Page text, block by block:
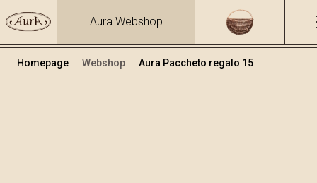
Aura Webshop
Homepage Webshop Aura Paccheto regalo 15